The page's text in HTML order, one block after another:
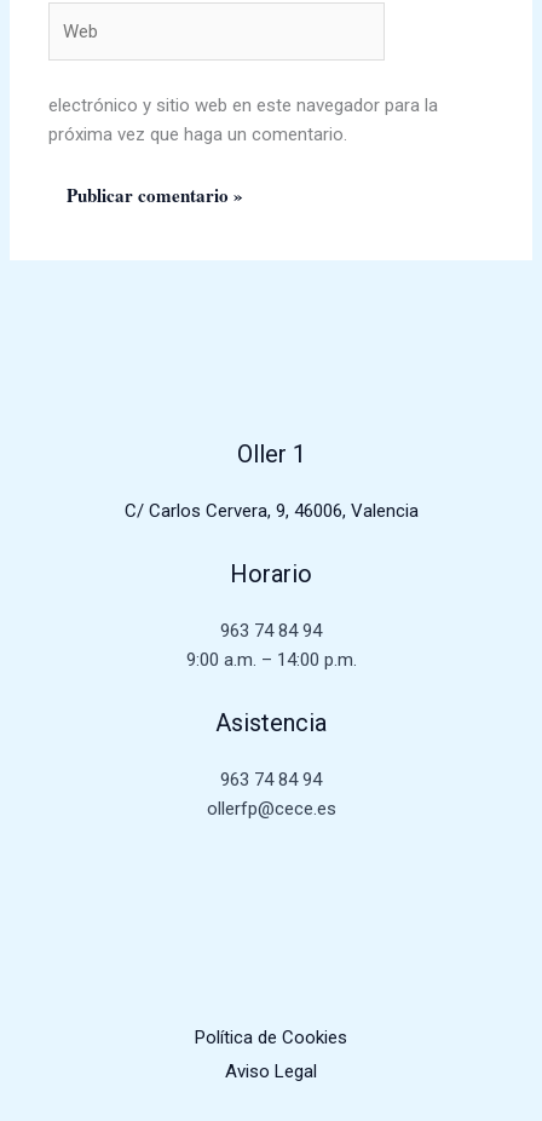
electrónico y sitio web en este navegador para la
próxima vez que haga un comentario.
Oller 1
C/ Carlos Cervera, 9, 46006, Valencia
Horario
963 74 84 94
9:00 a.m. – 14:00 p.m.
Asistencia
963 74 84 94
ollerfp@cece.es
Política de Cookies
Aviso Legal